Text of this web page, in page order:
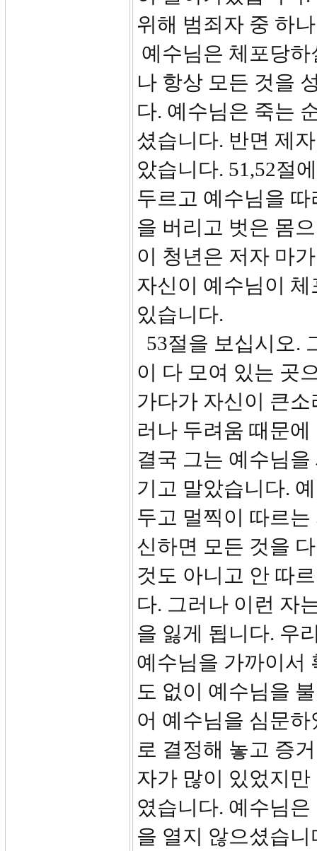
위해 범죄자 중 하
예수님은 체포당
나 항상 모든 것을
다. 예수님은 죽는
셨습니다. 반면 제
았습니다. 51,52절
두르고 예수님을
을 버리고 벗은 몸
이 청년은 저자 마
자신이 예수님이
있습니다.
53절을 보십시오.
이 다 모여 있는 곳
가다가 자신이 큰
러나 두려움 때문
결국 그는 예수님
기고 말았습니다.
두고 멀찍이 따르
신하면 모든 것을
것도 아니고 안 따
다. 그러나 이런 자
을 잃게 됩니다. 우
예수님을 가까이서
도 없이 예수님을
어 예수님을 심문
로 결정해 놓고 증
자가 많이 있었지
였습니다. 예수님
을 열지 않으셨습